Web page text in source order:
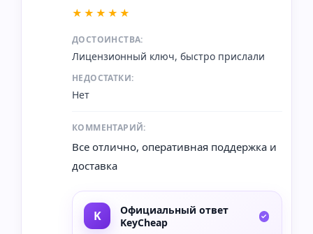
★★★★★
ДОСТОИНСТВА:
Лицензионный ключ, быстро прислали
НЕДОСТАТКИ:
Нет
КОММЕНТАРИЙ:
Все отлично, оперативная поддержка и
доставка
Официальный ответ
KeyCheap